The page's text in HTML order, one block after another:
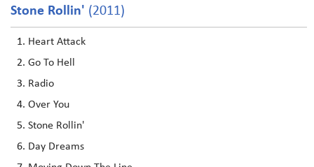
Stone Rollin' (2011)
Heart Attack
Go To Hell
Radio
Over You
Stone Rollin'
Day Dreams